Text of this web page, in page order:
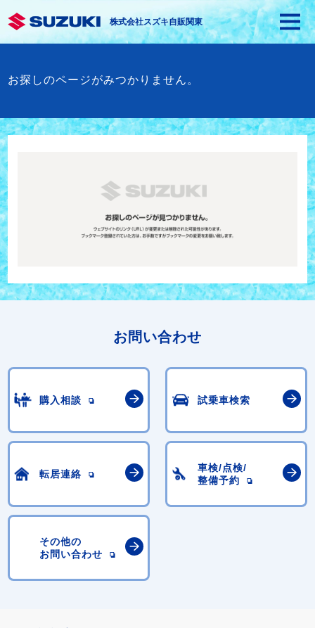
株式会社スズキ自販関東
お探しのページがみつかりません。
お問い合わせ
購入相談 試乗車検索
転居連絡
車検/点検/
整備予約
その他の
お問い合わせ